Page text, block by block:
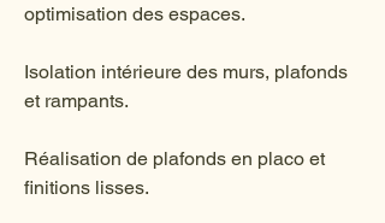
optimisation des espaces.
Isolation intérieure des murs, plafonds
et rampants.
Réalisation de plafonds en placo et
finitions lisses.